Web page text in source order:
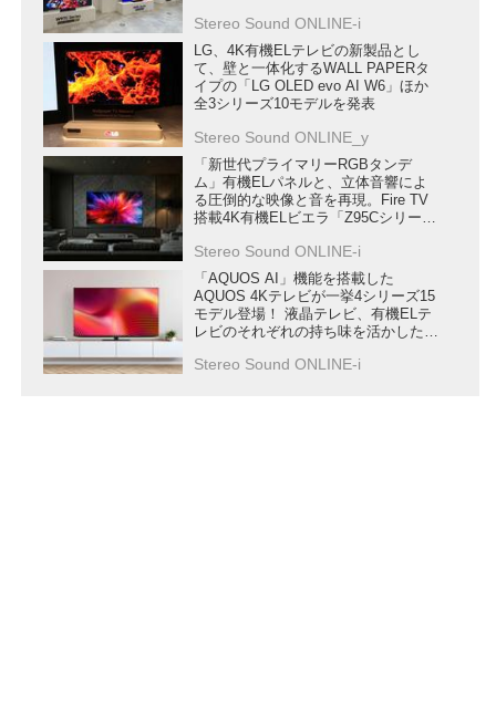
Stereo Sound ONLINE-i
LG、4K有機ELテレビの新製品とし
て、壁と一体化するWALL PAPERタ
イプの「LG OLED evo AI W6」ほか
全3シリーズ10モデルを発表
Stereo Sound ONLINE_y
「新世代プライマリーRGBタンデ
ム」有機ELパネルと、立体音響によ
る圧倒的な映像と音を再現。Fire TV
搭載4K有機ELビエラ「Z95Cシリー
Stereo Sound ONLINE-i
「AQUOS AI」機能を搭載した
AQUOS 4Kテレビが一挙4シリーズ15
モデル登場！ 液晶テレビ、有機ELテ
レビのそれぞれの持ち味を活かした
Stereo Sound ONLINE-i